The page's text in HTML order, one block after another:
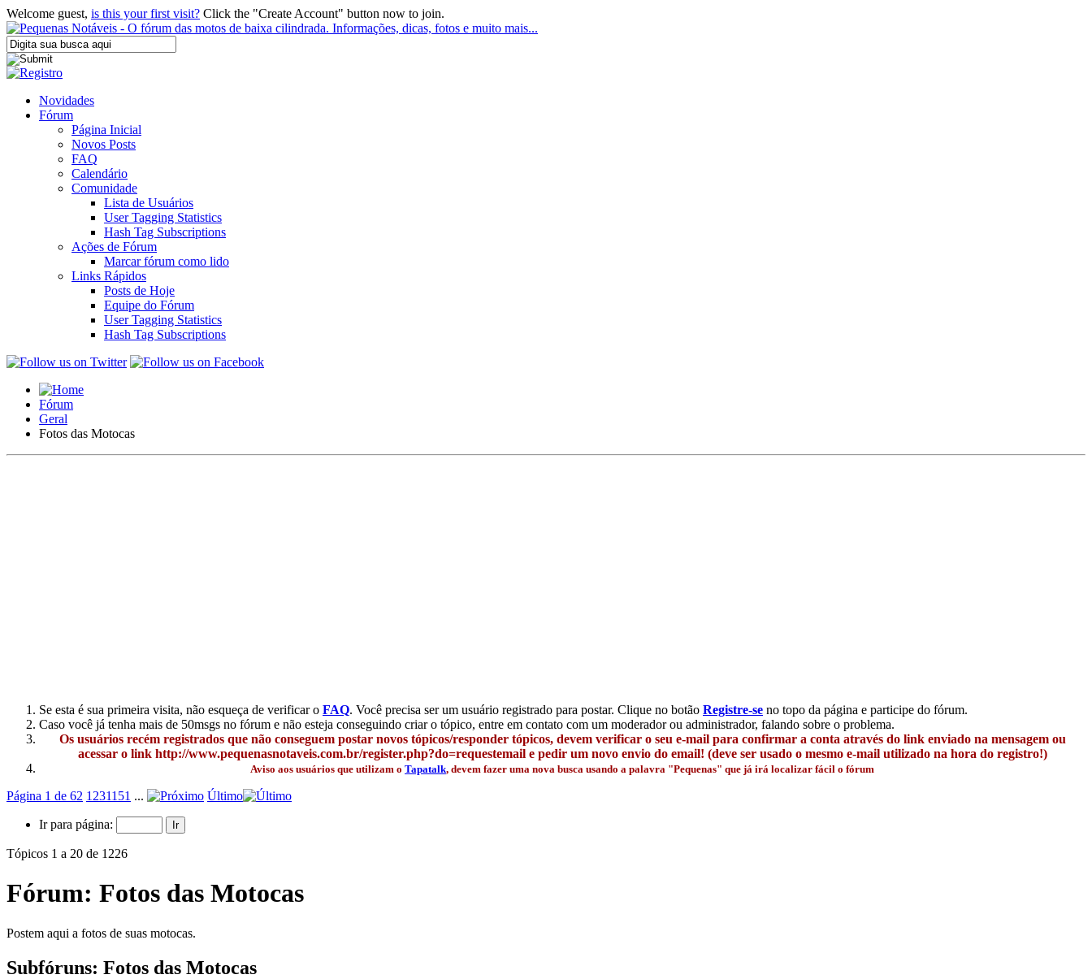
Welcome guest, is this your first visit? Click the "Create Account" button now to join.
Novidades
Fórum
Página Inicial
Novos Posts
FAQ
Calendário
Comunidade
Lista de Usuários
User Tagging Statistics
Hash Tag Subscriptions
Ações de Fórum
Marcar fórum como lido
Links Rápidos
Posts de Hoje
Equipe do Fórum
User Tagging Statistics
Hash Tag Subscriptions
Fórum
Geral
Fotos das Motocas
Se esta é sua primeira visita, não esqueça de verificar o FAQ. Você precisa ser um usuário registrado para postar. Clique no botão Registre-se no topo da página e participe do fórum.
Caso você já tenha mais de 50msgs no fórum e não esteja conseguindo criar o tópico, entre em contato com um moderador ou administrador, falando sobre o problema.
Os usuários recém registrados que não conseguem postar novos tópicos/responder tópicos, devem verificar o seu e-mail para confirmar a conta através do link enviado na mensagem ou
acessar o link http://www.pequenasnotaveis.com.br/register.php?do=requestemail e pedir um novo envio do email! (deve ser usado o mesmo e-mail utilizado na hora do registro!)
Aviso aos usuários que utilizam o Tapatalk, devem fazer uma nova busca usando a palavra "Pequenas" que já irá localizar fácil o fórum
Página 1 de 62 1 2311 51 ... Último
Ir para página:
Tópicos 1 a 20 de 1226
Fórum: Fotos das Motocas
Postem aqui a fotos de suas motocas.
Subfóruns: Fotos das Motocas